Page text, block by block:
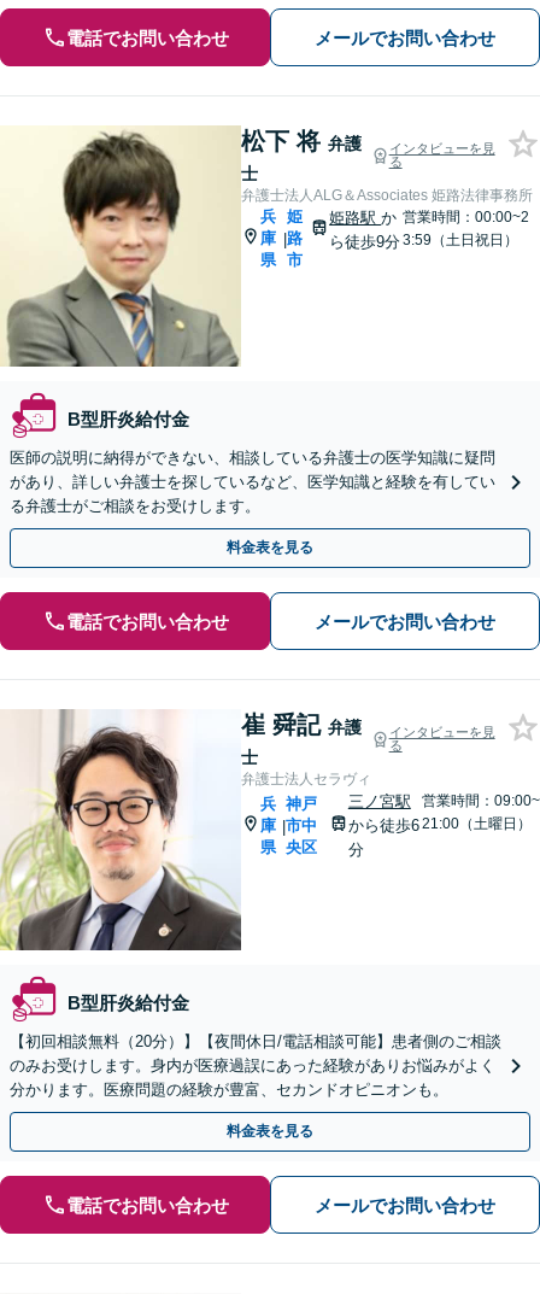
電話でお問い合わせ メールでお問い合わせ
松下 将 弁護
士
インタビューを見
る
弁護士法人ALG＆Associates 姫路法律事務所
兵
庫
県
|
姫
路
市
姫路駅か
ら徒歩9分
営業時間：00:00~2
3:59（土日祝日）
B型肝炎給付金
医師の説明に納得ができない、相談している弁護士の医学知識に疑問
があり、詳しい弁護士を探しているなど、医学知識と経験を有してい
る弁護士がご相談をお受けします。
料金表を見る
電話でお問い合わせ メールでお問い合わせ
崔 舜記 弁護
士
インタビューを見
る
弁護士法人セラヴィ
兵
庫
県
|
神戸
市中
央区
三ノ宮駅
から徒歩6
分
営業時間：09:00~
21:00（土曜日）
B型肝炎給付金
【初回相談無料（20分）】【夜間休日/電話相談可能】患者側のご相談
のみお受けします。身内が医療過誤にあった経験がありお悩みがよく
分かります。医療問題の経験が豊富、セカンドオピニオンも。
料金表を見る
電話でお問い合わせ メールでお問い合わせ